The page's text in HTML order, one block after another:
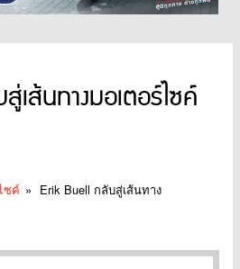
ส้นทางมอเตอร์ไซค์
ซค์ » Erik Buell กลับสู่เส้นทาง